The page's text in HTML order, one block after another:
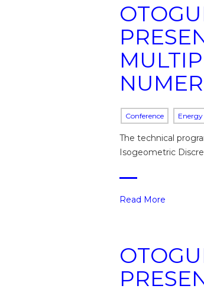
Conference Energy
The technical
Isogeometric
Read More